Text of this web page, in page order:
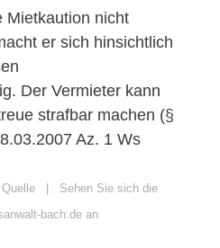
Mietkaution nicht
er sich hinsichtlich
Der Vermieter kann
strafbar machen (§
Az. 1 Ws
Sehen Sie sich die
bach.de an